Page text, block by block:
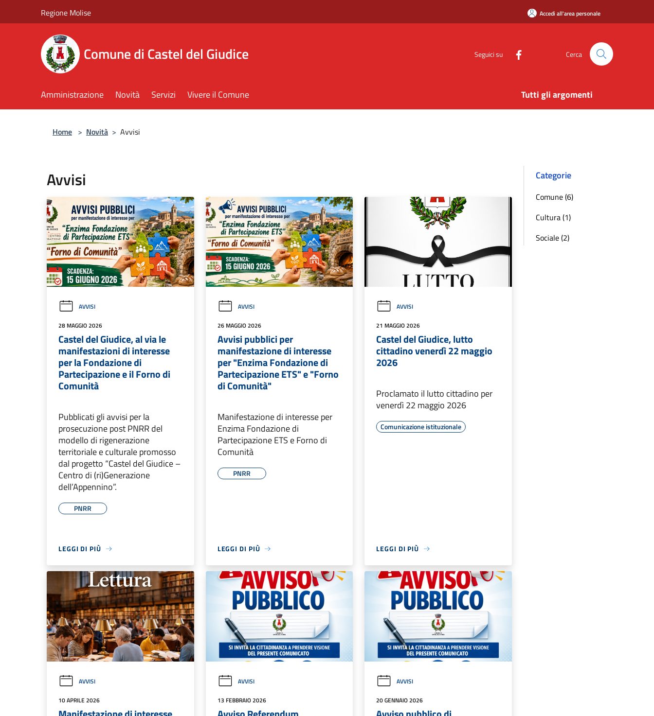
Regione Molise Accedi all'area personale
Comune di Castel del Giudice Seguici su Cerca
Amministrazione Novità Servizi Vivere il Comune Tutti gli argomenti
Home > Novità > Avvisi
Avvisi
AVVISI
28 MAGGIO 2026
Castel del Giudice, al via le
manifestazioni di interesse
per la Fondazione di
Partecipazione e il Forno di
Comunità
Pubblicati gli avvisi per la
prosecuzione post PNRR del
modello di rigenerazione
territoriale e culturale promosso
dal progetto “Castel del Giudice –
Centro di (ri)Generazione
dell’Appennino”.
PNRR
LEGGI DI PIÙ
AVVISI
26 MAGGIO 2026
Avvisi pubblici per
manifestazione di interesse
per "Enzima Fondazione di
Partecipazione ETS" e "Forno
di Comunità"
Manifestazione di interesse per
Enzima Fondazione di
Partecipazione ETS e Forno di
Comunità
PNRR
LEGGI DI PIÙ
AVVISI
21 MAGGIO 2026
Castel del Giudice, lutto
cittadino venerdì 22 maggio
2026
Proclamato il lutto cittadino per
venerdì 22 maggio 2026
Comunicazione istituzionale
LEGGI DI PIÙ
AVVISI
10 APRILE 2026
AVVISI
13 FEBBRAIO 2026
AVVISI
20 GENNAIO 2026
Categorie
Comune (6)
Cultura (1)
Sociale (2)